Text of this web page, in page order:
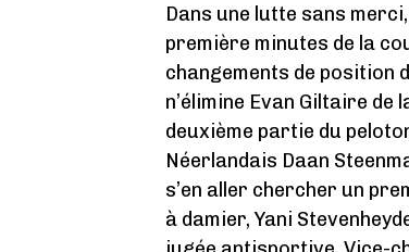
Dans une lutte sans
première minutes de la
changements de position
n’élimine Evan Giltaire
deuxième partie du
Néerlandais Daan
s’en aller chercher un
à damier, Yani